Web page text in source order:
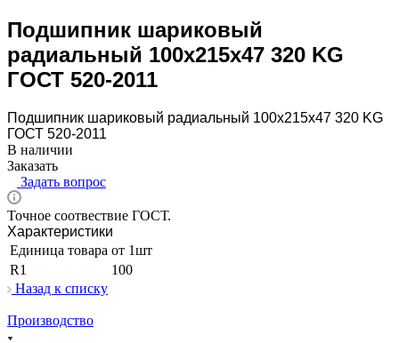
Подшипник шариковый
радиальный 100х215х47 320 KG
ГОСТ 520-2011
Подшипник шариковый радиальный 100х215х47 320 KG
ГОСТ 520-2011
В наличии
Заказать
Задать вопрос
Точное соотвествие ГОСТ.
Характеристики
Единица товара от 1шт
R1
100
Назад к списку
Производство